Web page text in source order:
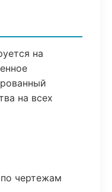
на
на всех
чертежам